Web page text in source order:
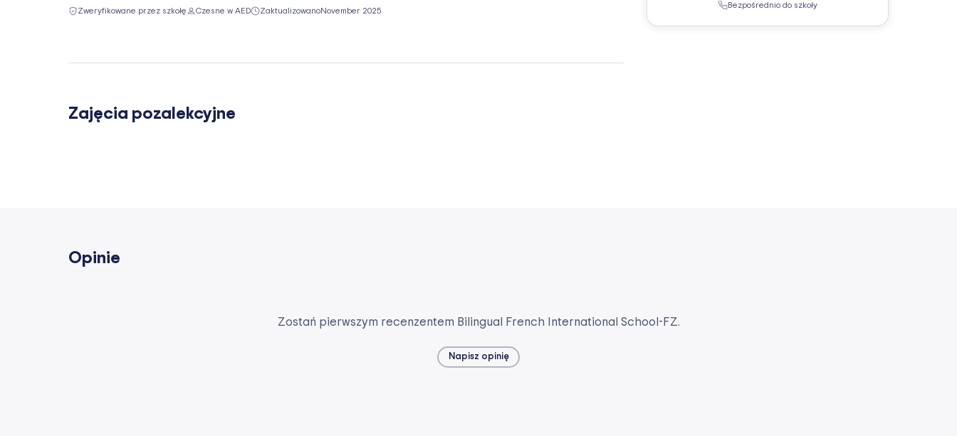
Zweryfikowane przez szkołę Czesne w AED ZaktualizowanoNovember 2025
Zajęcia pozalekcyjne
Bezpośrednio do szkoły
Opinie
Zostań pierwszym recenzentem Bilingual French International School-FZ.
Napisz opinię